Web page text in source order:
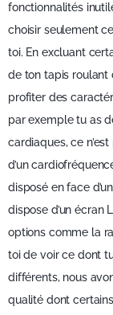
fonctionnalités
choisir seulement
toi. En excluant
de ton tapis roulant
profiter des
par exemple tu as
cardiaques, ce
d’un
disposé en face
dispose d’un écran
options comme la
toi de voir ce dont
différents, nous
qualité dont